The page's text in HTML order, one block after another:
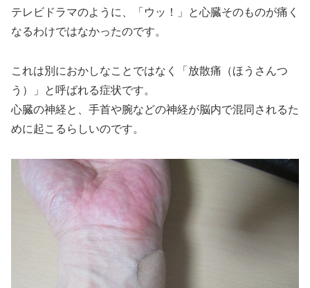
テレビドラマのように、「ウッ！」と心臓そのものが痛く
なるわけではなかったのです。
これは別におかしなことではなく「放散痛（ほうさんつ
う）」と呼ばれる症状です。
心臓の神経と、手首や腕などの神経が脳内で混同されるた
めに起こるらしいのです。